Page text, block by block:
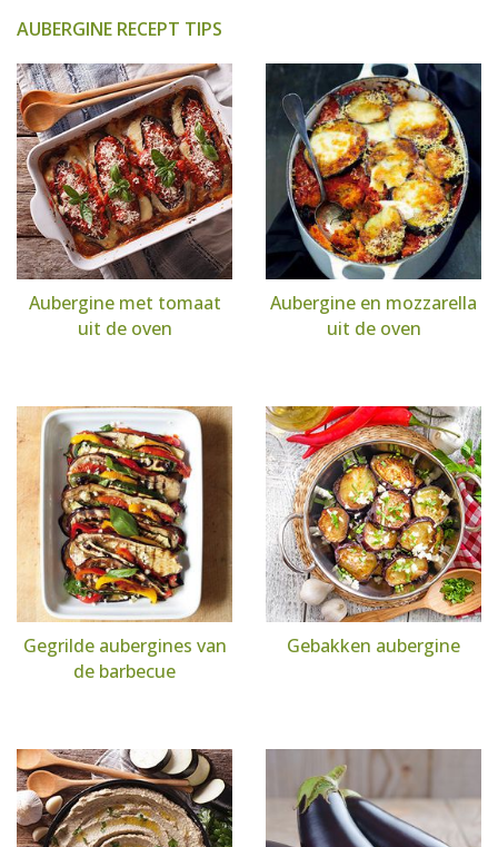
AUBERGINE RECEPT TIPS
Aubergine met tomaat
uit de oven
Aubergine en mozzarella
uit de oven
Gegrilde aubergines van
de barbecue
Gebakken aubergine